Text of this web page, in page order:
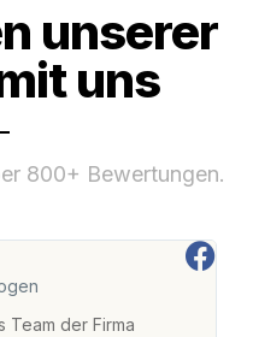
unserer
uns
800+ Bewertungen.
Team der Firma